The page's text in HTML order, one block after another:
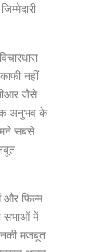
नहीं
जैसे
अनुभव के
सबसे
और फिल्म
सभाओं में
मजबूत